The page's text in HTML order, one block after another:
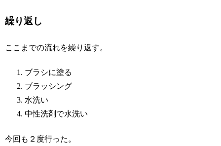
繰り返し
ここまでの流れを繰り返す。
ブラシに塗る
ブラッシング
水洗い
中性洗剤で水洗い
今回も２度行った。